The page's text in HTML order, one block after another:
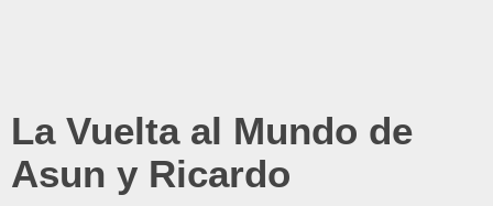
La Vuelta al Mundo de
Asun y Ricardo